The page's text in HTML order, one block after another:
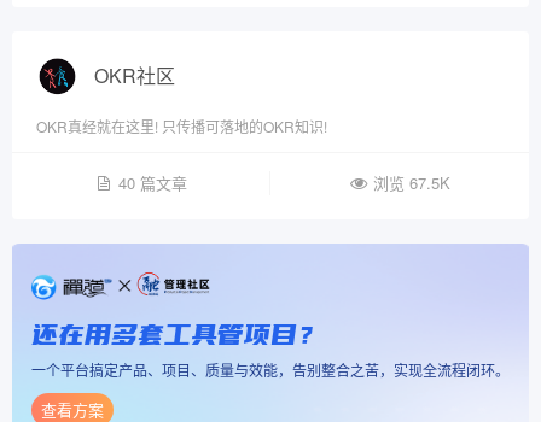
OKR社区
OKR真经就在这里! 只传播可落地的OKR知识!
40 篇文章 浏览 67.5K
还在用多套工具管项目？
一个平台搞定产品、项目、质量与效能，告别整合之苦，实现全流程闭环。
查看方案